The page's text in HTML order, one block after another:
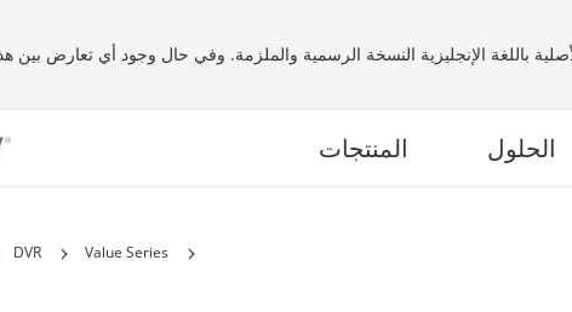
باللغة الإنجليزية النسخة الرسمية والملزمة. وفي حال وجود أي تعارض بين
المنتجات الحلول
DVR Value Series